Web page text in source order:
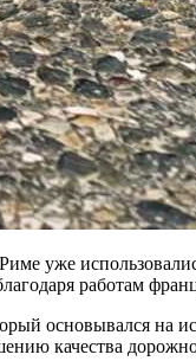
уже
работам
основывался на
качества